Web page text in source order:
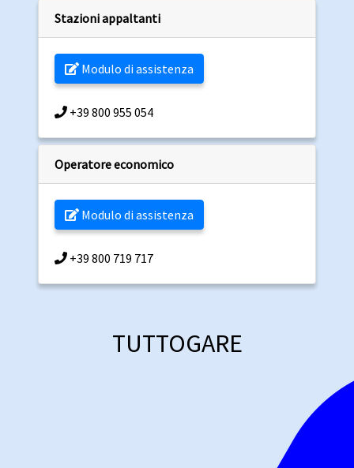
Stazioni appaltanti
Modulo di assistenza
+39 800 955 054
Operatore economico
Modulo di assistenza
+39 800 719 717
TUTTOGARE